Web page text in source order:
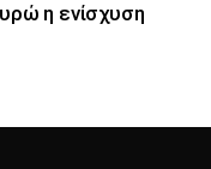
η ενίσχυση